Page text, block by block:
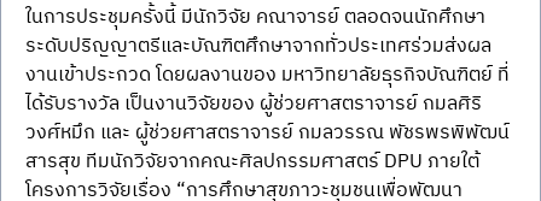
ในการประชุมครั้งนี้ มีนักวิจัย คณาจารย์ ตลอดจนนักศึกษา
ระดับปริญญาตรีและบัณฑิตศึกษาจากทั่วประเทศร่วมส่งผล
งานเข้าประกวด โดยผลงานของ มหาวิทยาลัยธุรกิจบัณฑิตย์ ที่
ได้รับรางวัล เป็นงานวิจัยของ ผู้ช่วยศาสตราจารย์ กมลศิริ
วงศ์หมึก และ ผู้ช่วยศาสตราจารย์ กมลวรรณ พัชรพรพิพัฒน์
สารสุข ทีมนักวิจัยจากคณะศิลปกรรมศาสตร์ DPU ภายใต้
โครงการวิจัยเรื่อง “การศึกษาสุขภาวะชุมชนเพื่อพัฒนา